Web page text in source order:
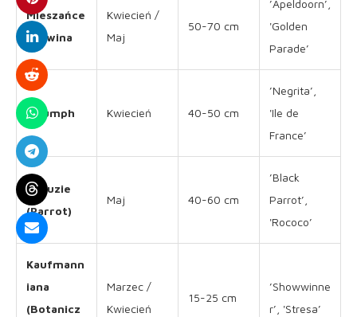
Mieszańce
Darwina
Kwiecień /
Maj
50-70 cm
’Apeldoorn’,
'Golden
Parade’
Triumph Kwiecień 40-50 cm
’Negrita’,
'Ile de
France’
Papuzie
(Parrot)
Maj 40-60 cm
’Black
Parrot’,
'Rococo’
Kaufmann
iana
(Botanicz
Marzec /
Kwiecień
15-25 cm
’Showwinne
r’, 'Stresa’